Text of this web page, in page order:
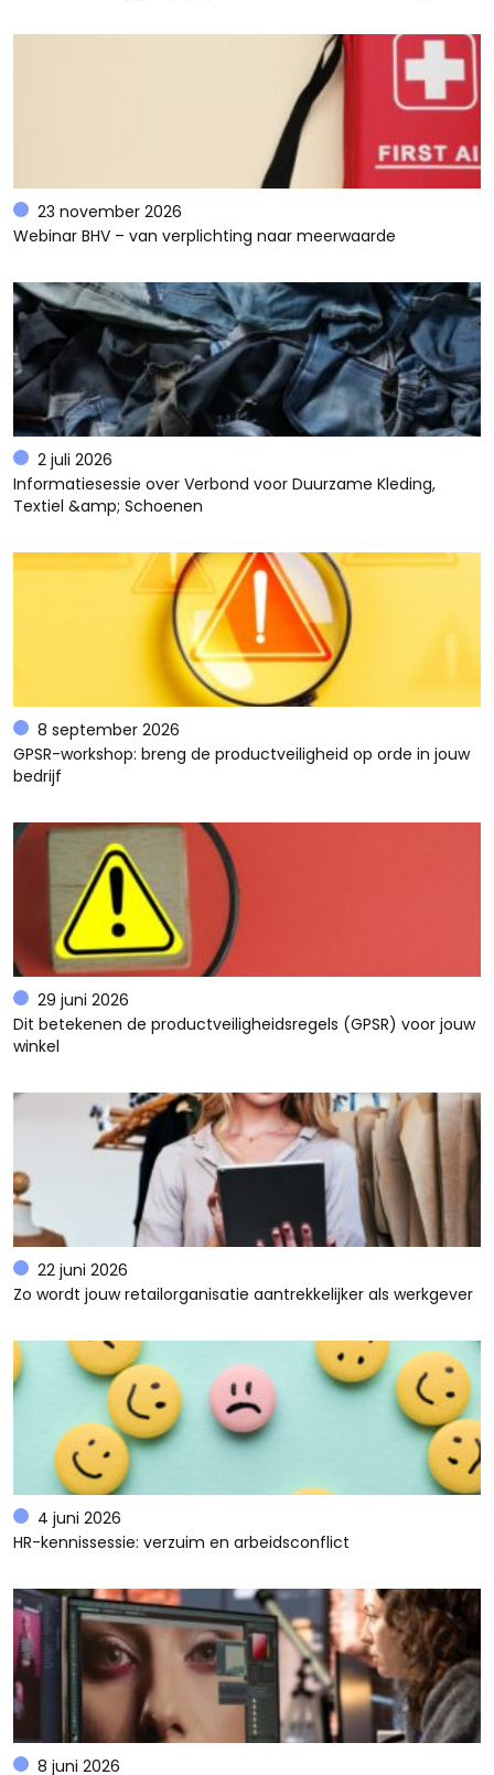
23 november 2026
Webinar BHV – van verplichting naar meerwaarde
2 juli 2026
Informatiesessie over Verbond voor Duurzame Kleding,
Textiel &amp; Schoenen
8 september 2026
GPSR-workshop: breng de productveiligheid op orde in jouw
bedrijf
29 juni 2026
Dit betekenen de productveiligheidsregels (GPSR) voor jouw
winkel
22 juni 2026
Zo wordt jouw retailorganisatie aantrekkelijker als werkgever
4 juni 2026
HR-kennissessie: verzuim en arbeidsconflict
8 juni 2026